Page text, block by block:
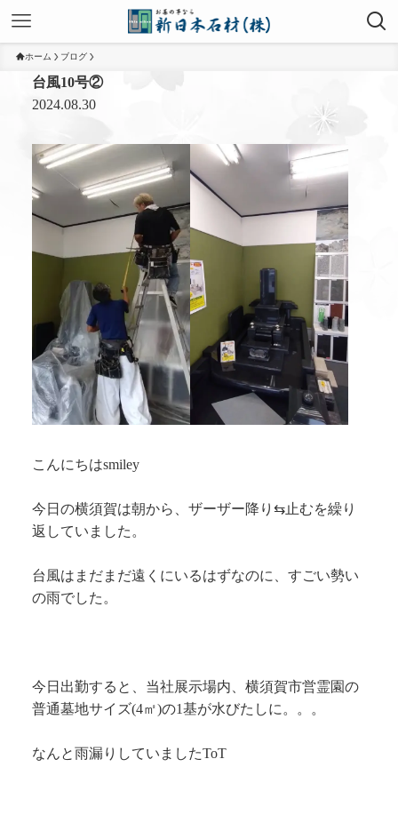
ホーム ブログ
台風10号②
2024.08.30
こんにちはsmiley
今日の横須賀は朝から、ザーザー降り⇆止むを繰り
返していました。
台風はまだまだ遠くにいるはずなのに、すごい勢い
の雨でした。
今日出勤すると、当社展示場内、横須賀市営霊園の
普通墓地サイズ(4㎡)の1基が水びたしに。。。
なんと雨漏りしていましたToT